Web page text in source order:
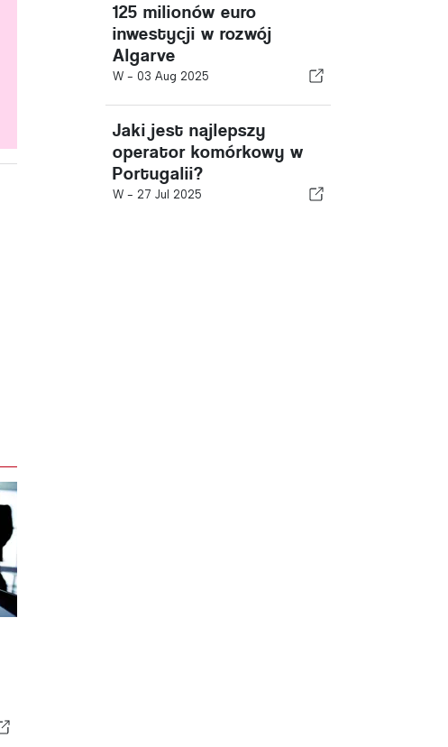
125 milionów euro
inwestycji w rozwój
Algarve
W - 03 Aug 2025
Jaki jest najlepszy
operator komórkowy w
Portugalii?
W - 27 Jul 2025